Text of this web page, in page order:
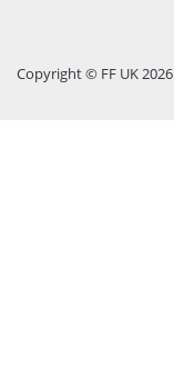
Copyright © FF UK 2026